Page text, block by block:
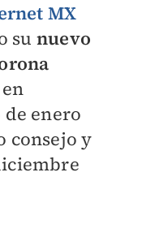
MX
su nuevo
enero
consejo y